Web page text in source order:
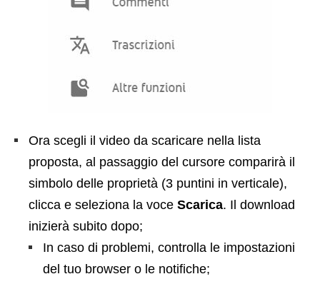
Ora scegli il video da scaricare nella lista
proposta, al passaggio del cursore comparirà il
simbolo delle proprietà (3 puntini in verticale),
clicca e seleziona la voce Scarica. Il download
inizierà subito dopo;
In caso di problemi, controlla le impostazioni
del tuo browser o le notifiche;